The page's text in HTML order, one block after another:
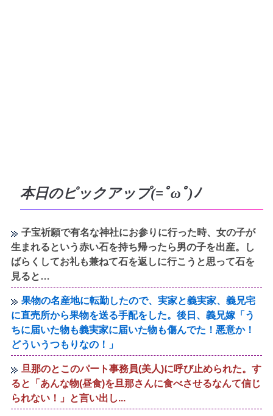
本日のピックアップ(=ﾟωﾟ)ﾉ
子宝祈願で有名な神社にお参りに行った時、女の子が
生まれるという赤い石を持ち帰ったら男の子を出産。し
ばらくしてお礼も兼ねて石を返しに行こうと思って石を
見ると…
果物の名産地に転勤したので、実家と義実家、義兄宅
に直売所から果物を送る手配をした。後日、義兄嫁「う
ちに届いた物も義実家に届いた物も傷んでた！悪意か！
どういうつもりなの！」
旦那のとこのパート事務員(美人)に呼び止められた。す
ると「あんな物(昼食)を旦那さんに食べさせるなんて信じ
られない！」と言い出し...